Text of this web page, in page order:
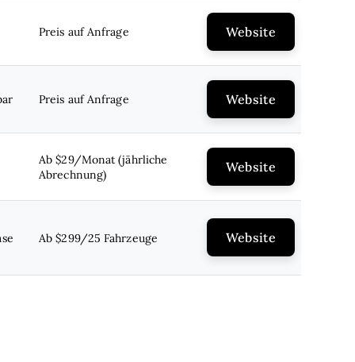
Preis auf Anfrage Website
Preis auf Anfrage Website
Ab $29/Monat (jährliche
Abrechnung)
Website
Ab $299/25 Fahrzeuge Website